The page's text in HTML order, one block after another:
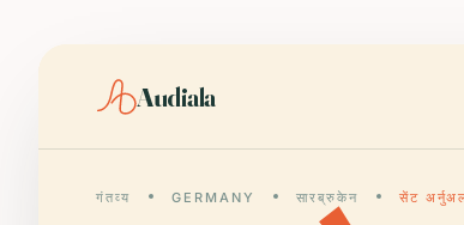
Audiala
गंतव्य GERMANY सारब्रुकेन सेंट अर्नुअल